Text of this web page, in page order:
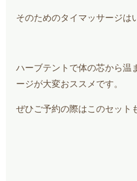
そのためのタイマッサージは
ハーブテントで体の芯から温
ージが大変おススメです。
ぜひご予約の際はこのセット